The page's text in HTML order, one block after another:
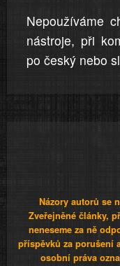
Nepoužíváme
nástroje, při
po český nebo
Názory autorů se
Zveřejněné články,
neneseme za ně
příspěvků za porušení
osobní práva